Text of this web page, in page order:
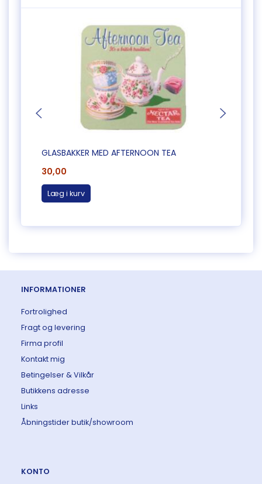
GLASBAKKER MED AFTERNOON TEA
30,00
Læg i kurv
INFORMATIONER
Fortrolighed
Fragt og levering
Firma profil
Kontakt mig
Betingelser & Vilkår
Butikkens adresse
Links
Åbningstider butik/showroom
KONTO